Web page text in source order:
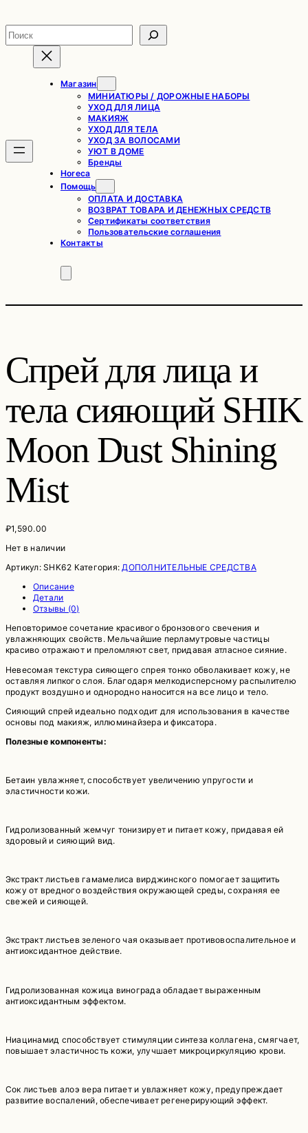
содержимому
Поиск
Магазин
МИНИАТЮРЫ / ДОРОЖНЫЕ НАБОРЫ
УХОД ДЛЯ ЛИЦА
МАКИЯЖ
УХОД ДЛЯ ТЕЛА
УХОД ЗА ВОЛОСАМИ
УЮТ В ДОМЕ
Бренды
Horeca
Помощь
ОПЛАТА И ДОСТАВКА
ВОЗВРАТ ТОВАРА И ДЕНЕЖНЫХ СРЕДСТВ
Сертификаты соответствия
Пользовательские соглашения
Контакты
Спрей для лица и
тела сияющий SHIK
Moon Dust Shining
Mist
₽1,590.00
Нет в наличии
Артикул:SHK62 Категория:ДОПОЛНИТЕЛЬНЫЕ СРЕДСТВА
Описание
Детали
Отзывы (0)
Неповторимое сочетание красивого бронзового свечения и
увлажняющих свойств. Мельчайшие перламутровые частицы
красиво отражают и преломляют свет, придавая атласное сияние.
Невесомая текстура сияющего спрея тонко обволакивает кожу, не
оставляя липкого слоя. Благодаря мелкодисперсному распылителю
продукт воздушно и однородно наносится на все лицо и тело.
Сияющий спрей идеально подходит для использования в качестве
основы под макияж, иллюминайзера и фиксатора.
Полезные компоненты:
Бетаин увлажняет, способствует увеличению упругости и
эластичности кожи.
Гидролизованный жемчуг тонизирует и питает кожу, придавая ей
здоровый и сияющий вид.
Экстракт листьев гамамелиса вирджинского помогает защитить
кожу от вредного воздействия окружающей среды, сохраняя ее
свежей и сияющей.
Экстракт листьев зеленого чая оказывает противовоспалительное и
антиоксидантное действие.
Гидролизованная кожица винограда обладает выраженным
антиоксидантным эффектом.
Ниацинамид способствует стимуляции синтеза коллагена, смягчает,
повышает эластичность кожи, улучшает микроциркуляцию крови.
Сок листьев алоэ вера питает и увлажняет кожу, предупреждает
развитие воспалений, обеспечивает регенерирующий эффект.